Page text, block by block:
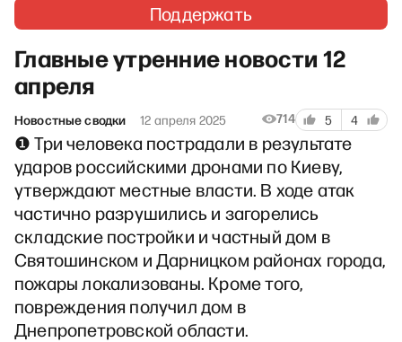
Поддержать
Главные утренние новости 12
апреля
Новостные сводки 12 апреля 2025 714 5 4
❶ Три человека пострадали в результате
ударов российскими дронами по Киеву,
утверждают местные власти. В ходе атак
частично разрушились и загорелись
складские постройки и частный дом в
Святошинском и Дарницком районах города,
пожары локализованы. Кроме того,
повреждения получил дом в
Днепропетровской области.